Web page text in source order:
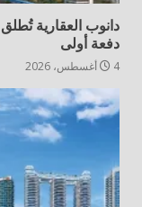
دانوب العقارية
دفعة أولى
4 أغسطس، 2026